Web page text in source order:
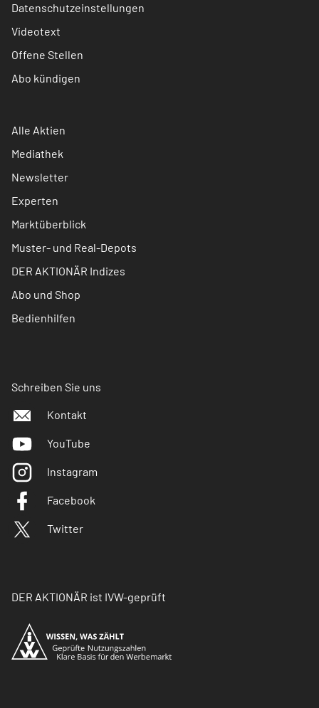
Datenschutzeinstellungen
Videotext
Offene Stellen
Abo kündigen
Alle Aktien
Mediathek
Newsletter
Experten
Marktüberblick
Muster- und Real-Depots
DER AKTIONÄR Indizes
Abo und Shop
Bedienhilfen
Schreiben Sie uns
Kontakt
YouTube
Instagram
Facebook
Twitter
DER AKTIONÄR ist IVW-geprüft